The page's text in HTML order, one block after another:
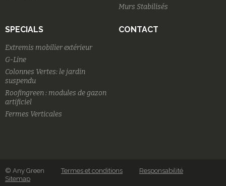
Murs Stabilisés
SPECIALS
Extremis mobilier extérieur
G-Line
Colonnes Vertes: le jardin
suspendu
Roofingreen : modules de gazon
artificiel
Fermes Verticales
CONTACT
© Any Green Termes et conditions
Responsabilité
Sitemap